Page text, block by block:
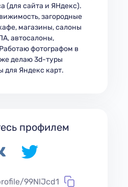
(для сайта и ЯНдекс).
загородные
магазины, салоны
автосалоны,
фотографом в
делаю 3d-туры
для Яндекс карт.
профилем
99NlJcd1